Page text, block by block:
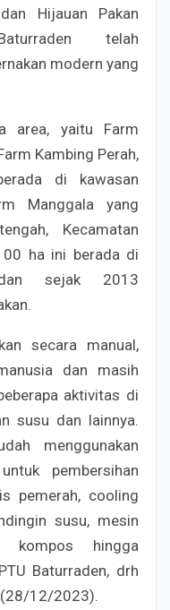
Hijauan Pakan
telah
modern yang
area, yaitu Farm
Kambing Perah,
di kawasan
Manggala yang
Kecamatan
ha ini berada di
sejak 2013
secara manual,
dan masih
aktivitas di
susu dan lainnya.
menggunakan
pembersihan
pemerah, cooling
susu, mesin
kompos hingga
Baturraden, drh
(28/12/2023).